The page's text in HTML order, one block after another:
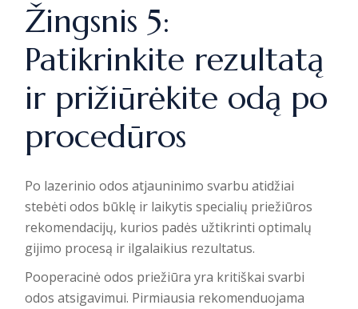
Žingsnis 5:
Patikrinkite rezultatą
ir prižiūrėkite odą po
procedūros
Po lazerinio odos atjauninimo svarbu atidžiai
stebėti odos būklę ir laikytis specialių priežiūros
rekomendacijų, kurios padės užtikrinti optimalų
gijimo procesą ir ilgalaikius rezultatus.
Pooperacinė odos priežiūra yra kritiškai svarbi
odos atsigavimui. Pirmiausia rekomenduojama